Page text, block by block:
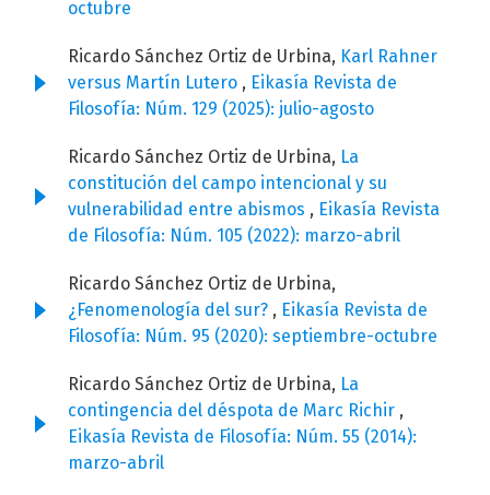
octubre
Ricardo Sánchez Ortiz de Urbina, Karl Rahner
versus Martín Lutero , Eikasía Revista de
Filosofía: Núm. 129 (2025): julio-agosto
Ricardo Sánchez Ortiz de Urbina, La
constitución del campo intencional y su
vulnerabilidad entre abismos , Eikasía Revista
de Filosofía: Núm. 105 (2022): marzo-abril
Ricardo Sánchez Ortiz de Urbina,
¿Fenomenología del sur? , Eikasía Revista de
Filosofía: Núm. 95 (2020): septiembre-octubre
Ricardo Sánchez Ortiz de Urbina, La
contingencia del déspota de Marc Richir ,
Eikasía Revista de Filosofía: Núm. 55 (2014):
marzo-abril